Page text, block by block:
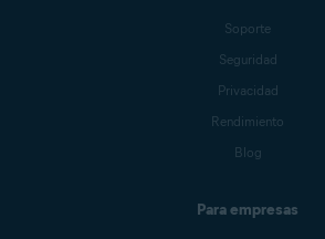
Soporte
Seguridad
Privacidad
Rendimiento
Blog
Para empresas